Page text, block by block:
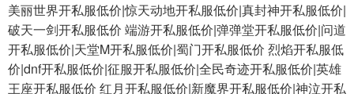
美丽世界开私服低价|惊天动地开私服低价|真封神开私服低价|
破天一剑开私服低价 端游开私服低价|弹弹堂开私服低价|问道
开私服低价|天堂M开私服低价|蜀门开私服低价 烈焰开私服低
价|dnf开私服低价|征服开私服低价|全民奇迹开私服低价|英雄
王座开私服低价 红月开私服低价|新魔界开私服低价|神泣开私